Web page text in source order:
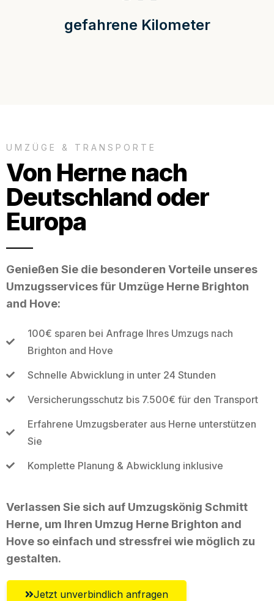
gefahrene Kilometer
UMZÜGE & TRANSPORTE
Von Herne nach
Deutschland oder
Europa
Genießen Sie die besonderen Vorteile unseres
Umzugsservices für Umzüge Herne Brighton
and Hove:
100€ sparen bei Anfrage Ihres Umzugs nach
Brighton and Hove
Schnelle Abwicklung in unter 24 Stunden
Versicherungsschutz bis 7.500€ für den Transport
Erfahrene Umzugsberater aus Herne unterstützen
Sie
Komplette Planung & Abwicklung inklusive
Verlassen Sie sich auf Umzugskönig Schmitt
Herne, um Ihren Umzug Herne Brighton and
Hove so einfach und stressfrei wie möglich zu
gestalten.
Jetzt unverbindlich anfragen